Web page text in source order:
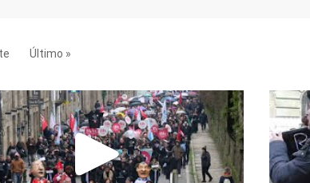
Último »